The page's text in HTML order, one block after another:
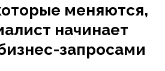
меняются,
начинает
запросами